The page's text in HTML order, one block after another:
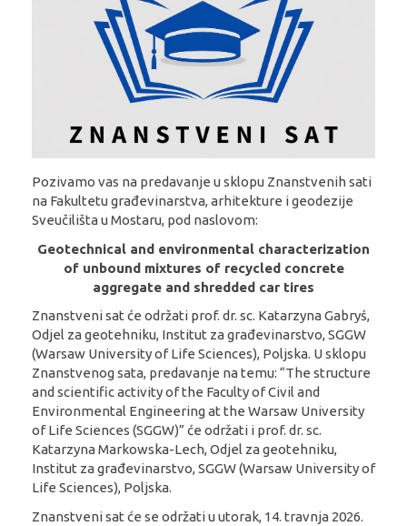
Pozivamo vas na predavanje u sklopu Znanstvenih sati
na Fakultetu građevinarstva, arhitekture i geodezije
Sveučilišta u Mostaru, pod naslovom:
Geotechnical and environmental characterization
of unbound mixtures of recycled concrete
aggregate and shredded car tires
Znanstveni sat će održati prof. dr. sc. Katarzyna Gabryś,
Odjel za geotehniku, Institut za građevinarstvo, SGGW
(Warsaw University of Life Sciences), Poljska. U sklopu
Znanstvenog sata, predavanje na temu: “The structure
and scientific activity of the Faculty of Civil and
Environmental Engineering at the Warsaw University
of Life Sciences (SGGW)” će održati i prof. dr. sc.
Katarzyna Markowska-Lech, Odjel za geotehniku,
Institut za građevinarstvo, SGGW (Warsaw University of
Life Sciences), Poljska.
Znanstveni sat će se održati u utorak, 14. travnja 2026.